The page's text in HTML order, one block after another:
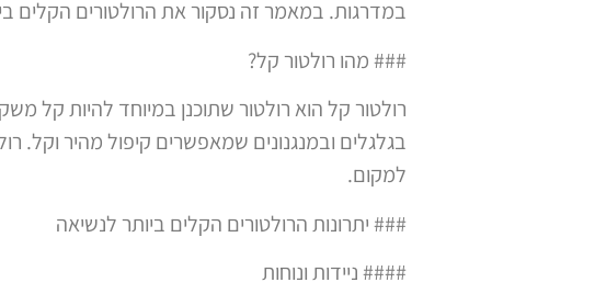
במדרגות. במאמר זה נסקור את הרולטורים הקלים
### מהו רולטור קל?
רולטור קל הוא רולטור שתוכנן במיוחד להיות קל
בגלגלים ובמנגנונים שמאפשרים קיפול מהיר
למקום.
### יתרונות הרולטורים הקלים ביותר לנשיאה
#### ניידות ונוחות